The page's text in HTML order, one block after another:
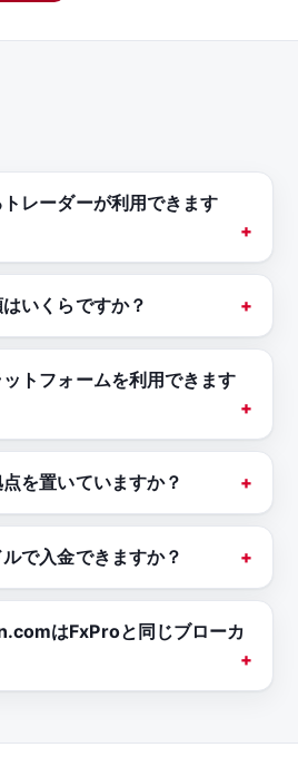
レーダーが利用できます
いくらですか？
トフォームを利用できます
を置いていますか？
で入金できますか？
はFxProと同じブローカ